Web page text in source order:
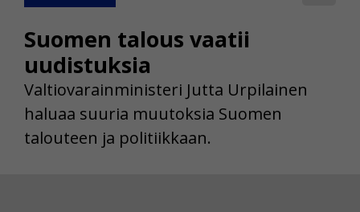
Suomen talous vaatii
uudistuksia
Valtiovarainministeri Jutta Urpilainen
haluaa suuria muutoksia Suomen
talouteen ja politiikkaan.